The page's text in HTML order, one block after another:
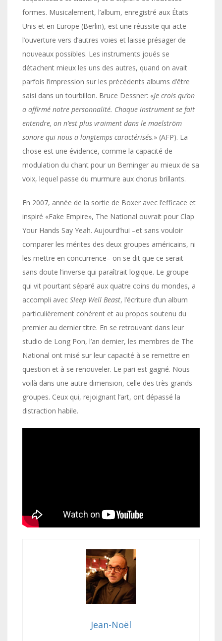
formes. Musicalement, l’album, enregistré aux États
Unis et en Europe (Berlin), est une réussite qui acte
l’ouverture vers d’autres voies et laisse présager de
nouveaux possibles. Les instruments joués se
détachent mieux les uns des autres, quand on avait
parfois l’impression sur les précédents albums d’être
saisi dans un tourbillon. Bruce Dessner: «Je crois qu’on
a affirmé notre personnalité. Chaque instrument se fait
entendre, on n’est plus vraiment dans le maelström
sonore qui nous a longtemps caractérisés.» (AFP). La
chose est une évidence, comme la capacité de
modulation du chant pour un Berninger au mieux de sa
voix, lequel passe du murmure aux chorus brillants.
En 2007, année de la sortie de Boxer avec l’efficace et
inspiré «Fake Empire», The National ouvrait pour Clap
Your Hands Say Yeah. Aujourd’hui –et sans vouloir
comparer les mérites des deux groupes américains, ni
les mettre en concurrence– on se dit que ce serait
sans doute l’inverse qui paraîtrait logique. Le groupe
qui vit pourtant séparé aux quatre coins du mondes, a
accompli avec Sleep Well Beast, l’écriture d’un album
particulièrement cohérent et au propos soutenu du
premier au dernier titre. En se retrouvant dans leur
studio de Long Pon, l’an dernier, les membres de The
National ont misé sur leur capacité à se remettre en
question et à se renouveler. Le pari est gagné. Nous
voilà dans une autre dimension, celle des très grands
groupes. Ceux qui, rejoignant l’art, ont dépassé la
distraction habile.
Jean-Noël